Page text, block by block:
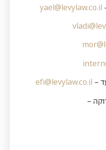
yael@levylaw.co.il
–
efi@levylaw.co.il
–